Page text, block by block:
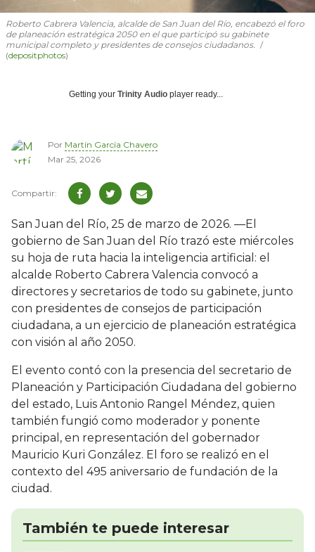
Roberto Cabrera Valencia, alcalde de San Juan del Río, encabezó el foro
de planeación estratégica 2050 en el que participó su gabinete
municipal completo y presidentes de consejos ciudadanos.
(depositphotos)
Getting your Trinity Audio player ready...
Por Martín García Chavero
Mar 25, 2026
San Juan del Río, 25 de marzo de 2026. —El
gobierno de San Juan del Río trazó este miércoles
su hoja de ruta hacia la inteligencia artificial: el
alcalde Roberto Cabrera Valencia convocó a
directores y secretarios de todo su gabinete, junto
con presidentes de consejos de participación
ciudadana, a un ejercicio de planeación estratégica
con visión al año 2050.
El evento contó con la presencia del secretario de
Planeación y Participación Ciudadana del gobierno
del estado, Luis Antonio Rangel Méndez, quien
también fungió como moderador y ponente
principal, en representación del gobernador
Mauricio Kuri González. El foro se realizó en el
contexto del 495 aniversario de fundación de la
ciudad.
También te puede interesar